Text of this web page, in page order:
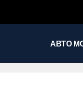
АВТО